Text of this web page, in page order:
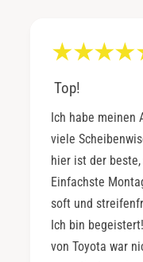
Top!
Ich habe meinen
viele
hier ist der
Einfachste
soft und
Ich bin
von Toyota war